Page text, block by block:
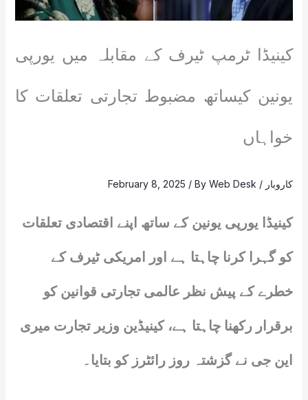
کینیڈا ٹرمپ ٹیرف کے مقابلہ میں یورپی
یونین کیساتھ مضبوط تجارتی تعلقات کا
خواہاں
کاروبار /
February 8, 2025 / ByWeb Desk
کینیڈا یورپی یونین کے ساتھ اپنے اقتصادی تعلقات
کو گہرا کرنا چاہتا ہے اور امریکی ٹیرف کے
خطرے کے پیش نظر عالمی تجارتی قوانین کو
برقرار رکھنا چاہتا ہے، کینیڈین وزیر تجارت میری
این جی نے گزشتہ روز رائٹرز کو بتایا۔